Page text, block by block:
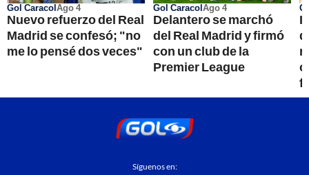
Gol CaracolAgo 4
Nuevo refuerzo del Real
Madrid se confesó; "no
me lo pensé dos veces"
Gol CaracolAgo 4
Delantero se marchó
del Real Madrid y firmó
con un club de la
Premier League
Síguenos en: